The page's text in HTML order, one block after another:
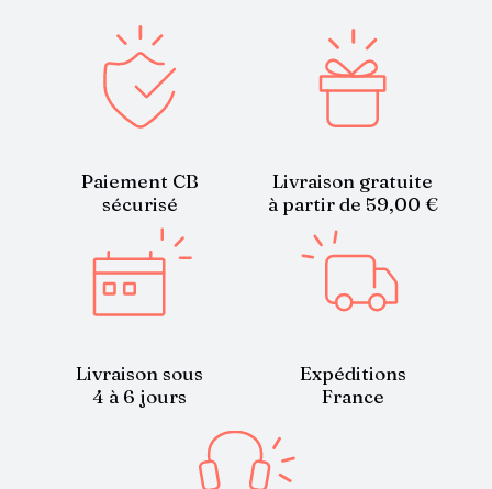
Paiement CB
sécurisé
Livraison gratuite
à partir de 59,00 €
Livraison sous
4 à 6 jours
Expéditions
France